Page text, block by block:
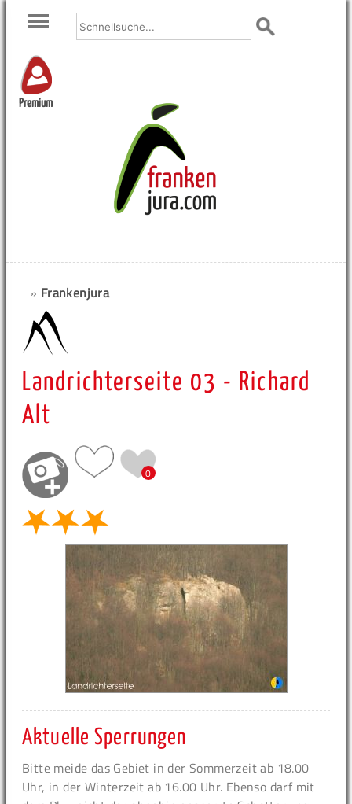
Premium
» Frankenjura
Landrichterseite 03 - Richard
Alt
0
Aktuelle Sperrungen
Bitte meide das Gebiet in der Sommerzeit ab 18.00
Uhr, in der Winterzeit ab 16.00 Uhr. Ebenso darf mit